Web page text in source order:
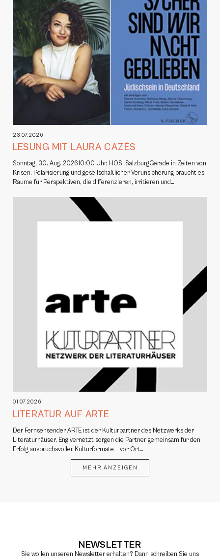
23.07.2026
LESUNG MIT LAURA CAZÉS
Sonntag, 30. Aug. 202610:00 Uhr, HOSI SalzburgGerade in Zeiten von
Krisen, Polarisierung und gesellschaftlicher Verunsicherung braucht es
Räume für Perspektiven, die differenzieren, irritieren und…
01.07.2026
LITERATUR AUF ARTE
Der Fernsehsender ARTE ist der Kulturpartner des Netzwerks der
Literaturhäuser. Eng vernetzt sorgen die Partner gemeinsam für den
Erfolg anspruchsvoller Kulturformate – vor Ort…
MEHR ANZEIGEN
NEWSLETTER
Sie wollen unseren Newsletter erhalten? Dann schreiben Sie uns